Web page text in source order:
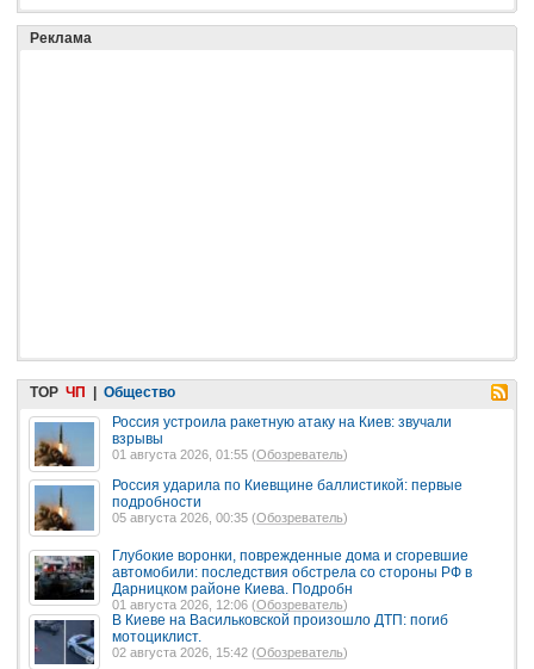
Реклама
TOP ЧП | Общество
Россия устроила ракетную атаку на Киев: звучали
взрывы
01 августа 2026, 01:55 (Обозреватель)
Россия ударила по Киевщине баллистикой: первые
подробности
05 августа 2026, 00:35 (Обозреватель)
Глубокие воронки, поврежденные дома и сгоревшие
автомобили: последствия обстрела со стороны РФ в
Дарницком районе Киева. Подробн
01 августа 2026, 12:06 (Обозреватель)
В Киеве на Васильковской произошло ДТП: погиб
мотоциклист.
02 августа 2026, 15:42 (Обозреватель)